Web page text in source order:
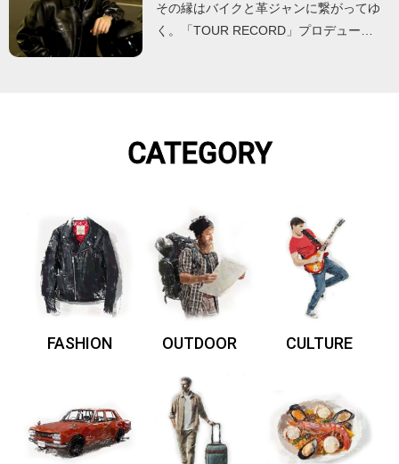
その縁はバイクと革ジャンに繋がってゆ
く。「TOUR RECORD」プロデュー…
CATEGORY
FASHION OUTDOOR CULTURE